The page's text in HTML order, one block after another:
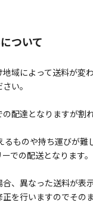
ついて
域によって送料が変
い。
の配達となりますが割
ものや持ち運びが難
での配送となります。
、異なった送料が表
を行いますのでその